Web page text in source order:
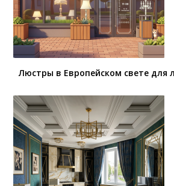
Люстры в Европейском свете для